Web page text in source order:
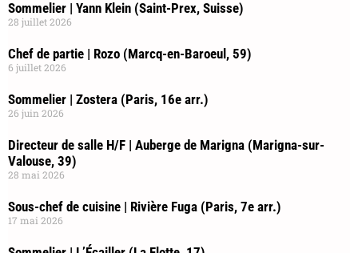
Sommelier | Yann Klein (Saint-Prex, Suisse)
28 juillet 2026
Chef de partie | Rozo (Marcq-en-Baroeul, 59)
6 juillet 2026
Sommelier | Zostera (Paris, 16e arr.)
26 juin 2026
Directeur de salle H/F | Auberge de Marigna (Marigna-sur-
Valouse, 39)
28 mai 2026
Sous-chef de cuisine | Rivière Fuga (Paris, 7e arr.)
17 mai 2026